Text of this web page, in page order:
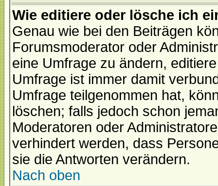
Wie editiere oder lösche ich
Genau wie bei den Beiträgen
Forumsmoderator oder
eine Umfrage zu ändern,
Umfrage ist immer damit
Umfrage teilgenommen hat,
löschen; falls jedoch schon
Moderatoren oder
verhindert werden, dass
sie die Antworten verändern.
Nach oben